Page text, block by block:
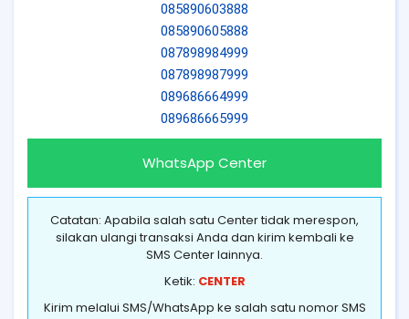
085890603888
085890605888
087898984999
087898987999
089686664999
089686665999
WhatsApp Center
Catatan: Apabila salah satu Center tidak merespon,
silakan ulangi transaksi Anda dan kirim kembali ke
SMS Center lainnya.
Ketik: CENTER
Kirim melalui SMS/WhatsApp ke salah satu nomor SMS